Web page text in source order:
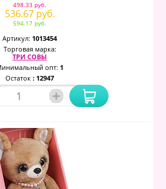
498.33 руб.
536.67 руб.
594.17 руб.
Артикул: 1013454
Торговая марка:
ТРИ СОВЫ
опт: 1
Остаток : 12947
+